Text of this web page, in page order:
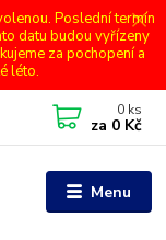
Poslední termín
datu budou vyřízeny
za pochopení a
léto.
Menu
0 ks
za 0 Kč